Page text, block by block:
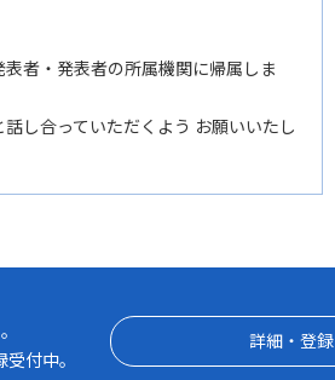
者・発表者の所属機関に帰属しま
し合っていただくよう お願いいたし
ベース」
付中。
詳細・登録